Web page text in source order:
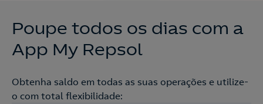
Poupe todos os dias com a
App My Repsol
Obtenha saldo em todas as suas operações e utilize-
o com total flexibilidade: